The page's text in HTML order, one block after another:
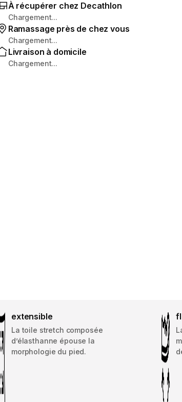
À récupérer chez Decathlon
Chargement...
Ramassage près de chez vous
Chargement...
Livraison à domicile
Chargement...
extensible
La toile stretch composée
d’élasthanne épouse la
morphologie du pied.